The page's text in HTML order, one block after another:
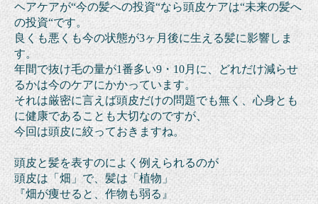
ヘアケアが“今の髪への投資“なら頭皮ケアは“未来の髪へ
の投資“です。
良くも悪くも今の状態が3ヶ月後に生える髪に影響しま
す。
年間で抜け毛の量が1番多い9・10月に、どれだけ減らせ
るかは今のケアにかかっています。
それは厳密に言えば頭皮だけの問題でも無く、心身とも
に健康であることも大切なのですが、
今回は頭皮に絞っておきますね。
頭皮と髪を表すのによく例えられるのが
頭皮は「畑」で、髪は「植物」
『畑が痩せると、作物も弱る』